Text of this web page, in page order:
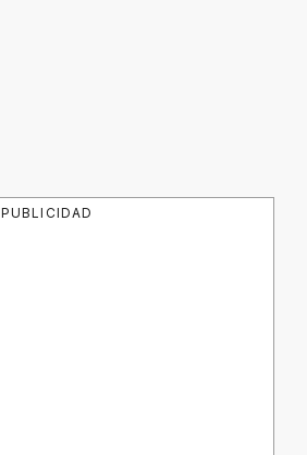
PUBLICIDAD